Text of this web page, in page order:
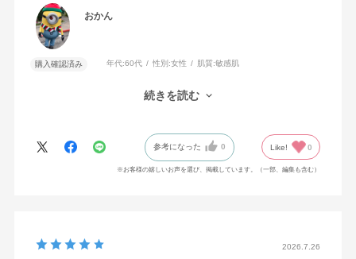
おかん
購入確認済み 年代:60代 性別:女性 肌質:敏感肌
粉質が良く、標準よりかなり白いブルベ肌にも合う色味で、顎の
続きを読む
参考になった 0 Like! 0
※お客様の嬉しいお声を選び、掲載しています。（一部、編集も含む）
2026.7.26